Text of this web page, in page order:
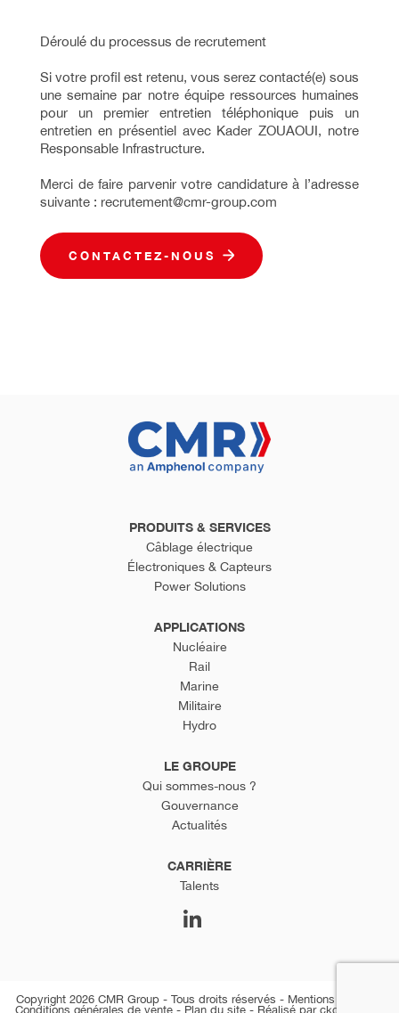
Déroulé du processus de recrutement
Si votre profil est retenu, vous serez contacté(e) sous
une semaine par notre équipe ressources humaines
pour un premier entretien téléphonique puis un
entretien en présentiel avec Kader ZOUAOUI, notre
Responsable Infrastructure.
Merci de faire parvenir votre candidature à l’adresse
suivante : recrutement@cmr-group.com
CONTACTEZ-NOUS
PRODUITS & SERVICES
Câblage électrique
Électroniques & Capteurs
Power Solutions
APPLICATIONS
Nucléaire
Rail
Marine
Militaire
Hydro
LE GROUPE
Qui sommes-nous ?
Gouvernance
Actualités
CARRIÈRE
Talents
Copyright 2026 CMR Group - Tous droits réservés - Mentions légales
Conditions générales de vente- Plan du site- Réalisé par ckc-net.com